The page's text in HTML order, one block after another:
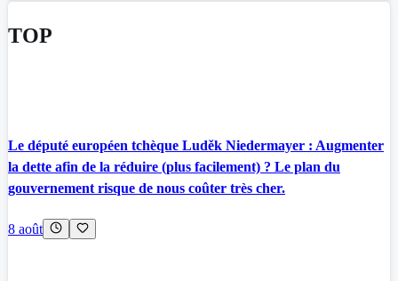
TOP
Le député européen tchèque Luděk Niedermayer : Augmenter
la dette afin de la réduire (plus facilement) ? Le plan du
gouvernement risque de nous coûter très cher.
8 août